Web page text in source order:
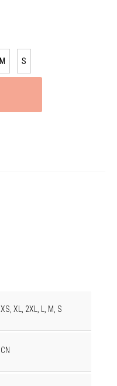
M S
XS, XL, 2XL, L, M, S
CN